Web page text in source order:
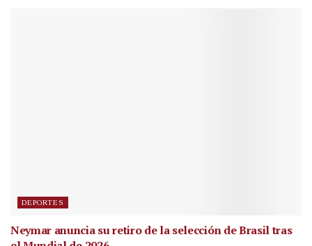
DEPORTES
Neymar anuncia su retiro de la selección de Brasil tras